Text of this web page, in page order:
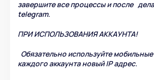
завершите все процессы и после
telegram.
ПРИ ИСПОЛЬЗОВАНИЯ АККАУНТА!
Обязательно используйте
каждого аккаунта новый IP адрес.